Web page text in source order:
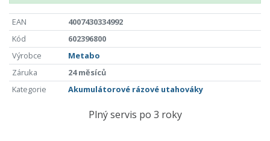
EAN
4007430334992
Kód
602396800
Výrobce
Metabo
Záruka
24 měsíců
Kategorie
Akumulátorové rázové utahováky
Plný servis po 3 roky